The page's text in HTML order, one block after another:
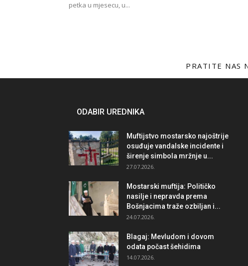
petka u mjesecu, u...
PRATITE NAS
ODABIR UREDNIKA
Muftijstvo mostarsko najoštrije
osuđuje vandalske incidente i
širenje simbola mržnje u...
27.07.2026.
Mostarski muftija: Političko
nasilje i nepravda prema
Bošnjacima traže ozbiljan i...
24.07.2026.
Blagaj: Mevludom i dovom
odata počast šehidima
14.07.2026.